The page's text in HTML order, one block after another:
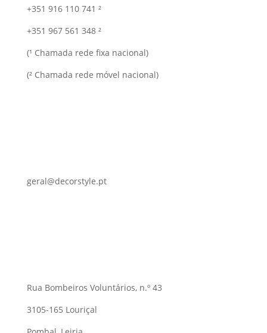
+351 916 110 741 ²
+351 967 561 348 ²
(¹ Chamada rede fixa nacional)
(² Chamada rede móvel nacional)
geral@decorstyle.pt
Rua Bombeiros Voluntários, n.º 43
3105-165 Louriçal